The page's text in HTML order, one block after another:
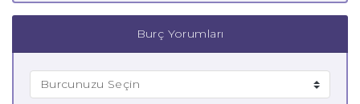
Burç Yorumları